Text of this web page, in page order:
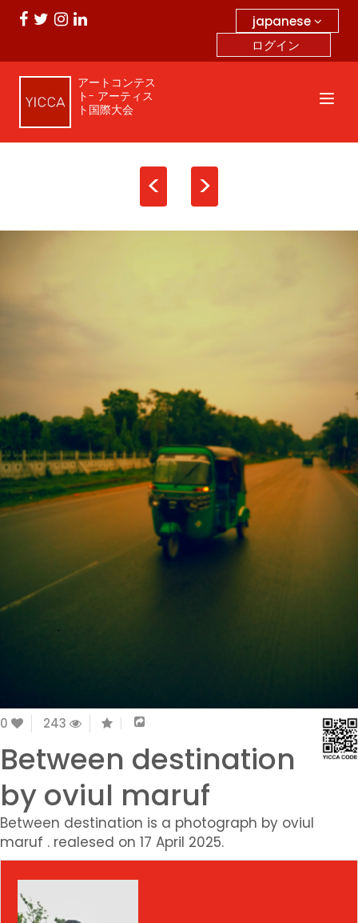
japanese
ログイン
アートコンテス
ト- アーティス
ト国際大会
< >
0 243
Between destination
by oviul maruf
Between destination is a photograph by oviul
maruf . realesed on 17 April 2025.